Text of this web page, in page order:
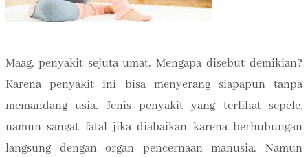
Maag, penyakit sejuta umat. Mengapa disebut demikian?
Karena penyakit ini bisa menyerang siapapun tanpa
memandang usia. Jenis penyakit yang terlihat sepele,
namun sangat fatal jika diabaikan karena berhubungan
langsung dengan organ pencernaan manusia. Namun